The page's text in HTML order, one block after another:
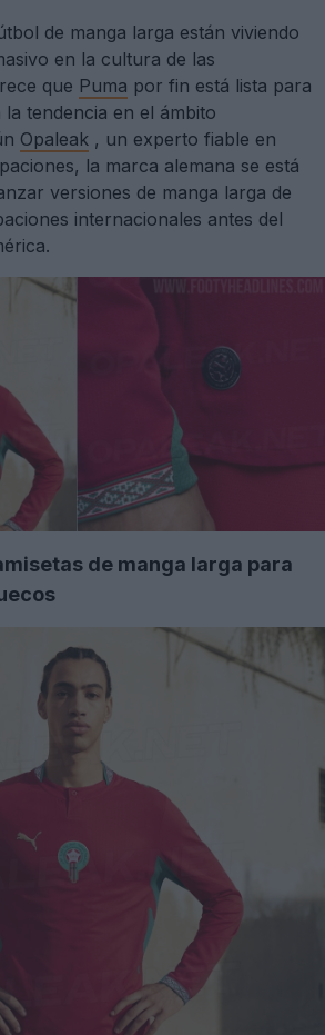
de manga larga están viviendo
en la cultura de las
que Puma por fin está lista para
tendencia en el ámbito
Opaleak , un experto fiable en
la marca alemana se está
versiones de manga larga de
internacionales antes del
de manga larga para